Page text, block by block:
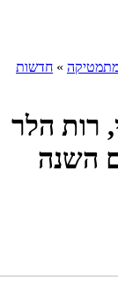
» חדשות
רות הלר
השנה